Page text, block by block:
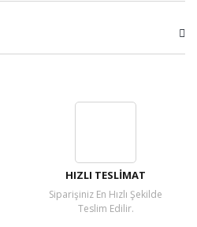
HIZLI TESLİMAT
Siparişiniz En Hızlı Şekilde
Teslim Edilir.